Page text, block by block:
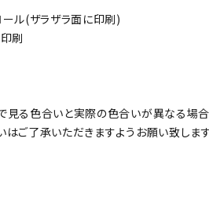
ール(ザラザラ面に印刷)
刷
る色合いと実際の色合いが異なる場合
はご了承いただきますようお願い致します